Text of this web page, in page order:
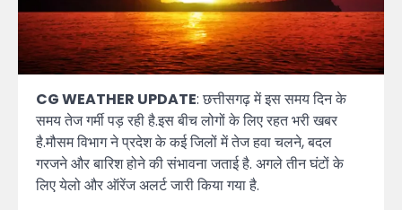
CG WEATHER UPDATE: छत्तीसगढ़ में इस समय दिन के
समय तेज गर्मी पड़ रही है.इस बीच लोगों के लिए रहत भरी खबर
है.मौसम विभाग ने प्रदेश के कई जिलों में तेज हवा चलने, बदल
गरजने और बारिश होने की संभावना जताई है. अगले तीन घंटों के
लिए येलो और ऑरेंज अलर्ट जारी किया गया है.